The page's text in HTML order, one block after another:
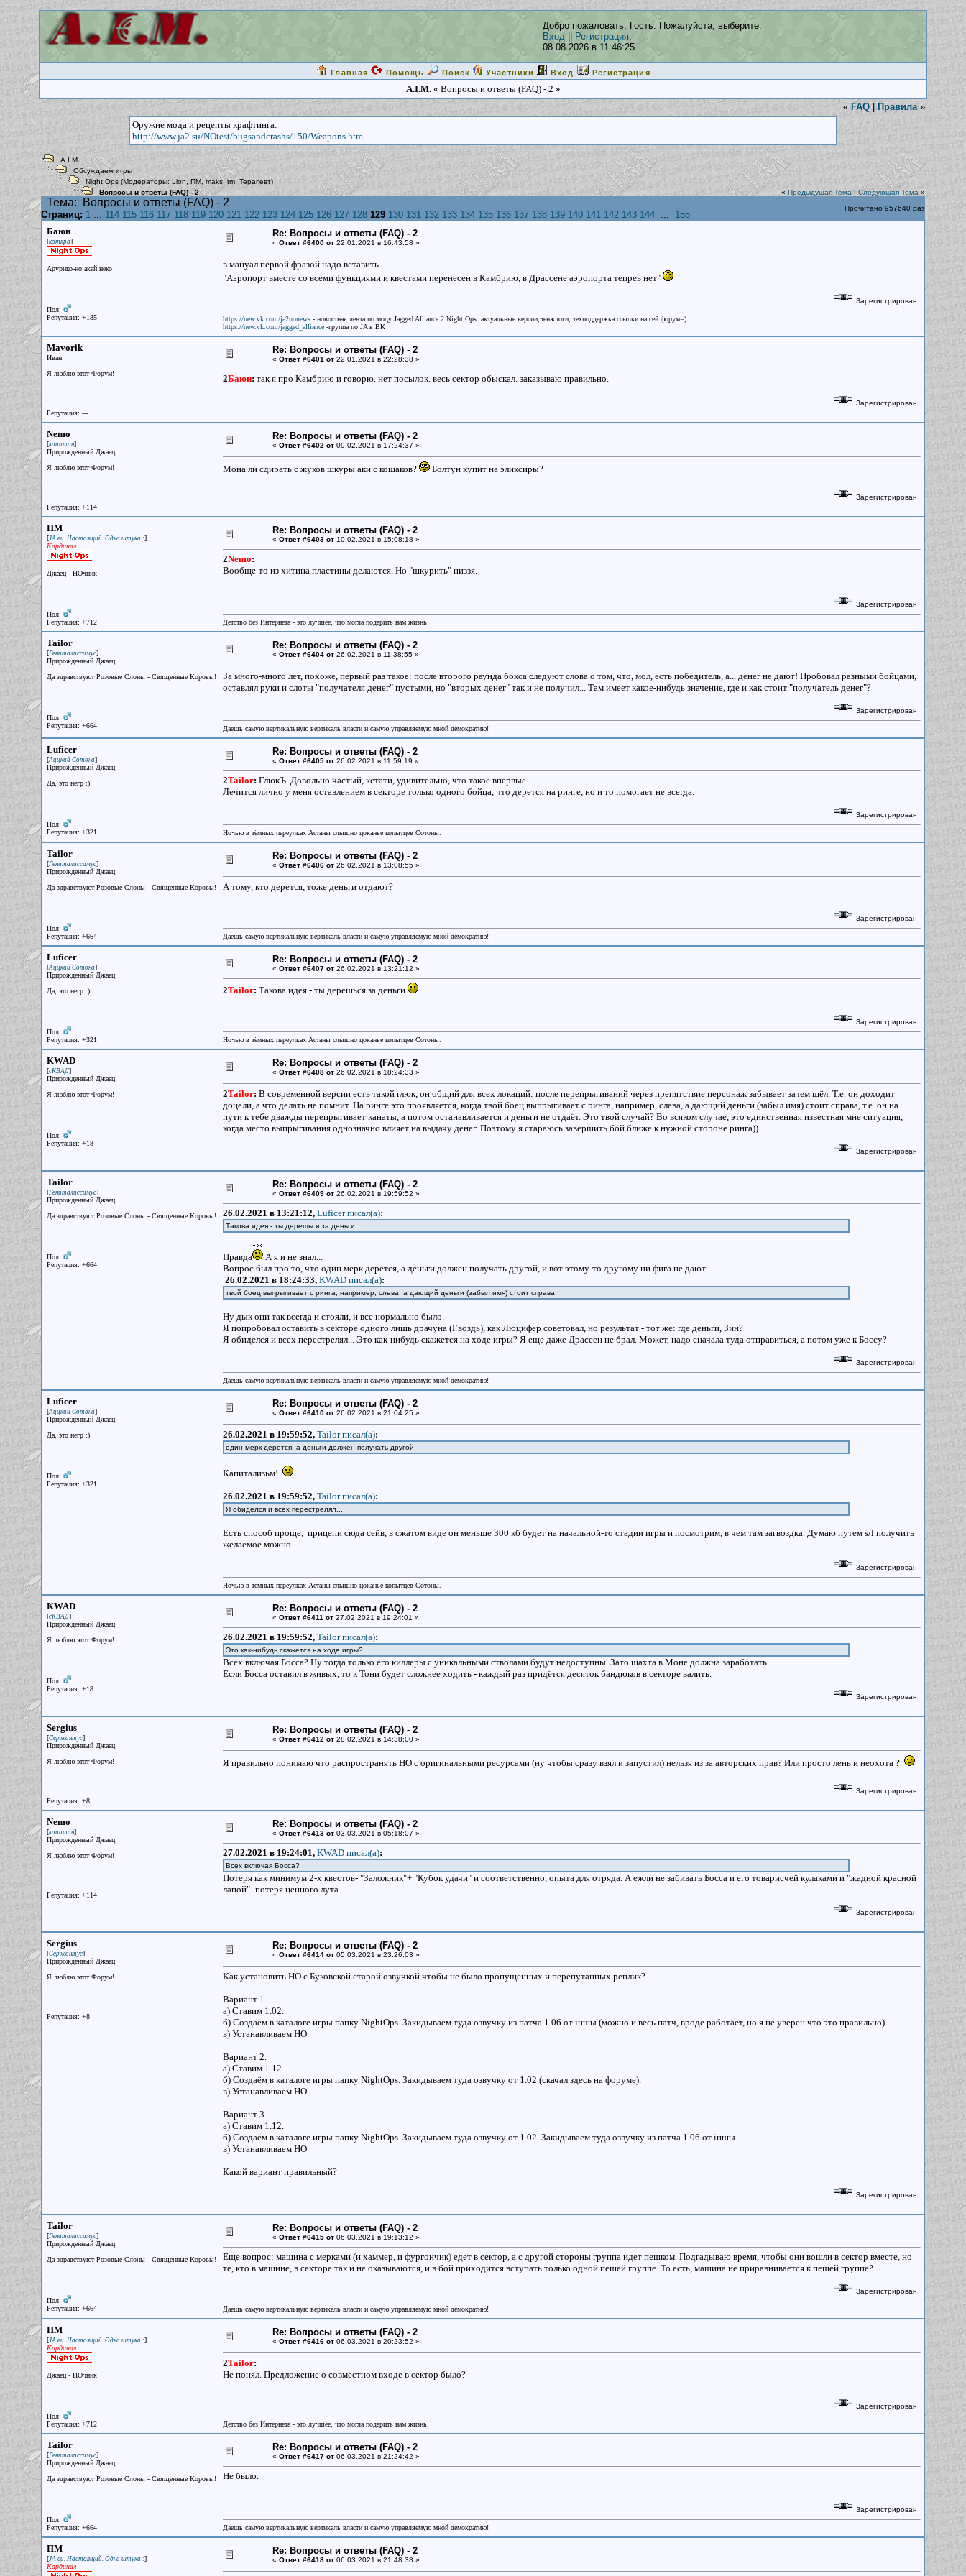
Добро пожаловать, Гость. Пожалуйста, выберите:
Вход
Регистрация.
08.08.2026 в 11:46:25
Главная Помощь Поиск Участники Вход Регистрация
A.I.M.« Вопросы и ответы (FAQ) - 2 »
« FAQ | Правила »
Оружие мода и рецепты крафтинга:
http://www.ja2.su/NOtest/bugsandcrashs/150/Weapons.htm
A.I.M.
Обсуждаем игры
Night Ops (Модераторы: Lion ,ПМ maks_tm Терапевт)
Вопросы и ответы (FAQ) - 2
« Предыдущая Тема | Следующая Тема »
Тема: Вопросы и ответы (FAQ) - 2
Страниц: 1 ... 114 115 116 117 118 119 120 121 122 123 124 125 126 127 128 129 130 131 132 133 134 135 136 137 138 139 140 141 142 143 144 ... 155
Прочитано 957640 раз
Баюн
[котяра]
Арурико-но акай неко
Пол:
Репутация: +185
Re: Вопросы и ответы (FAQ) - 2
« Ответ #6400 от 22.01.2021 в 16:43:58 »
в мануал первой фразой надо вставить
"Аэропорт вместе со всеми функциями и квестами перенесен в Камбрию, в Драссене аэропорта тепреь нет"
Зарегистрирован
https://new.vk.com/ja2nonews - новостная лента по моду Jagged Alliance 2 Night Ops. актуальные версии,ченжлоги, техподдержка.ссылки на сей форум=)
https://new.vk.com/jagged_alliance -группа по JA в ВК
Mavorik
Иван
Я люблю этот Форум!
Репутация: ---
Re: Вопросы и ответы (FAQ) - 2
« Ответ #6401 от 22.01.2021 в 22:28:38 »
2Баюн: так я про Камбрию и говорю. нет посылок. весь сектор обыскал. заказываю правильно.
Зарегистрирован
Nemo
[капитан]
Прирожденный Джаец
Я люблю этот Форум!
Репутация: +114
Re: Вопросы и ответы (FAQ) - 2
« Ответ #6402 от 09.02.2021 в 17:24:37 »
Мона ли сдирать с жуков шкуры аки с кошаков? Болтун купит на эликсиры?
Зарегистрирован
ПМ
[JA'ец. Настоящий. Одна штука :]
Кардинал
Джаец - НОчник
Пол:
Репутация: +712
Re: Вопросы и ответы (FAQ) - 2
« Ответ #6403 от 10.02.2021 в 15:08:18 »
2Nemo:
Вообще-то из хитина пластины делаются. Но "шкурить" низзя.
Зарегистрирован
Детство без Интернета - это лучшее, что могла подарить нам жизнь.
Tailor
[Гениталиссимус]
Прирожденный Джаец
Да здравствуют Розовые Слоны - Священные Коровы!
Пол:
Репутация: +664
Re: Вопросы и ответы (FAQ) - 2
« Ответ #6404 от 26.02.2021 в 11:38:55 »
За много-много лет, похоже, первый раз такое: после второго раунда бокса следуют слова о том, что, мол, есть победитель, а... денег не дают! Пробовал разными бойцами,
оставлял руки и слоты "получателя денег" пустыми, но "вторых денег" так и не получил... Там имеет какое-нибудь значение, где и как стоит "получатель денег"?
Зарегистрирован
Даешь самую вертикальную вертикаль власти и самую управляемую мной демократию!
Luficer
[Аццкий Сотона]
Прирожденный Джаец
Да, это негр :)
Пол:
Репутация: +321
Re: Вопросы и ответы (FAQ) - 2
« Ответ #6405 от 26.02.2021 в 11:59:19 »
2Tailor: ГлюкЪ. Довольно частый, кстати, удивительно, что такое впервые.
Лечится лично у меня оставлением в секторе только одного бойца, что дерется на ринге, но и то помогает не всегда.
Зарегистрирован
Ночью в тёмных переулках Астаны слышно цоканье копытцев Сотоны.
Tailor
[Гениталиссимус]
Прирожденный Джаец
Да здравствуют Розовые Слоны - Священные Коровы!
Пол:
Репутация: +664
Re: Вопросы и ответы (FAQ) - 2
« Ответ #6406 от 26.02.2021 в 13:08:55 »
А тому, кто дерется, тоже деньги отдают?
Зарегистрирован
Даешь самую вертикальную вертикаль власти и самую управляемую мной демократию!
Luficer
[Аццкий Сотона]
Прирожденный Джаец
Да, это негр :)
Пол:
Репутация: +321
Re: Вопросы и ответы (FAQ) - 2
« Ответ #6407 от 26.02.2021 в 13:21:12 »
2Tailor: Такова идея - ты дерешься за деньги
Зарегистрирован
Ночью в тёмных переулках Астаны слышно цоканье копытцев Сотоны.
KWAD
[сКВАД]
Прирожденный Джаец
Я люблю этот Форум!
Пол:
Репутация: +18
Re: Вопросы и ответы (FAQ) - 2
« Ответ #6408 от 26.02.2021 в 18:24:33 »
2Tailor: В современной версии есть такой глюк, он общий для всех локаций: после перепрыгиваний через препятствие персонаж забывает зачем шёл. Т.е. он доходит
доцели, а что делать не помнит. На ринге это проявляется, когда твой боец выпрыгивает с ринга, например, слева, а дающий деньги (забыл имя) стоит справа, т.е. он на
пути к тебе дважды перепрыгивает канаты, а потом останавливается и деньги не отдаёт. Это твой случай? Во всяком случае, это единственная известная мне ситуация,
когда место выпрыгивания однозначно влияет на выдачу денег. Поэтому я стараюсь завершить бой ближе к нужной стороне ринга))
Зарегистрирован
Tailor
[Гениталиссимус]
Прирожденный Джаец
Да здравствуют Розовые Слоны - Священные Коровы!
Пол:
Репутация: +664
Re: Вопросы и ответы (FAQ) - 2
« Ответ #6409 от 26.02.2021 в 19:59:52 »
26.02.2021 в 13:21:12, Luficer писал(a):
Такова идея - ты дерешься за деньги
Правда
А я и не знал...
Вопрос был про то, что один мерк дерется, а деньги должен получать другой, и вот этому-то другому ни фига не дают...
26.02.2021 в 18:24:33, KWAD писал(a):
твой боец выпрыгивает с ринга, например, слева, а дающий деньги (забыл имя) стоит справа
Ну дык они так всегда и стояли, и все нормально было.
Я попробовал оставить в секторе одного лишь драчуна (Гвоздь), как Люцифер советовал, но результат - тот же: где деньги, Зин?
Я обиделся и всех перестрелял... Это как-нибудь скажется на ходе игры? Я еще даже Драссен не брал. Может, надо сначала туда отправиться, а потом уже к Боссу?
Зарегистрирован
Даешь самую вертикальную вертикаль власти и самую управляемую мной демократию!
Luficer
[Аццкий Сотона]
Прирожденный Джаец
Да, это негр :)
Пол:
Репутация: +321
Re: Вопросы и ответы (FAQ) - 2
« Ответ #6410 от 26.02.2021 в 21:04:25 »
26.02.2021 в 19:59:52, Tailor писал(a):
один мерк дерется, а деньги должен получать другой
Капитализьм!
26.02.2021 в 19:59:52, Tailor писал(a):
Я обиделся и всех перестрелял...
Есть способ проще, прицепи сюда сейв, в сжатом виде он меньше 300 кб будет на начальной-то стадии игры и посмотрим, в чем там загвоздка. Думаю путем s/l получить
желаемое можно.
Зарегистрирован
Ночью в тёмных переулках Астаны слышно цоканье копытцев Сотоны.
KWAD
[сКВАД]
Прирожденный Джаец
Я люблю этот Форум!
Пол:
Репутация: +18
Re: Вопросы и ответы (FAQ) - 2
« Ответ #6411 от 27.02.2021 в 19:24:01 »
26.02.2021 в 19:59:52, Tailor писал(a):
Это как-нибудь скажется на ходе игры?
Всех включая Босса? Ну тогда только его киллеры с уникальными стволами будут недоступны. Зато шахта в Моне должна заработать.
Если Босса оставил в живых, то к Тони будет сложнее ходить - каждый раз придётся десяток бандюков в секторе валить.
Зарегистрирован
Sergius
[Сержантус]
Прирожденный Джаец
Я люблю этот Форум!
Репутация: +8
Re: Вопросы и ответы (FAQ) - 2
« Ответ #6412 от 28.02.2021 в 14:38:00 »
Я правильно понимаю что распространять НО с оригинальными ресурсами (ну чтобы сразу взял и запустил) нельзя из за авторских прав? Или просто лень и неохота ?
Зарегистрирован
Nemo
[капитан]
Прирожденный Джаец
Я люблю этот Форум!
Репутация: +114
Re: Вопросы и ответы (FAQ) - 2
« Ответ #6413 от 03.03.2021 в 05:18:07 »
27.02.2021 в 19:24:01, KWAD писал(a):
Всех включая Босса?
Потеря как минимум 2-х квестов- "Заложник"+ "Кубок удачи" и соответственно, опыта для отряда. А ежли не забивать Босса и его товарисчей кулаками и "жадной красной
лапой"- потеря ценного лута.
Зарегистрирован
Sergius
[Сержантус]
Прирожденный Джаец
Я люблю этот Форум!
Репутация: +8
Re: Вопросы и ответы (FAQ) - 2
« Ответ #6414 от 05.03.2021 в 23:26:03 »
Как установить НО с Буковской старой озвучкой чтобы не было пропущенных и перепутанных реплик?
Вариант 1.
а) Ставим 1.02.
б) Создаём в каталоге игры папку NightOps. Закидываем туда озвучку из патча 1.06 от iншы (можно и весь патч, вроде работает, но я не уверен что это правильно).
в) Устанавливаем НО
Вариант 2.
а) Ставим 1.12.
б) Создаём в каталоге игры папку NightOps. Закидываем туда озвучку от 1.02 (скачал здесь на форуме).
в) Устанавливаем НО
Вариант 3.
а) Ставим 1.12.
б) Создаём в каталоге игры папку NightOps. Закидываем туда озвучку от 1.02. Закидываем туда озвучку из патча 1.06 от iншы.
в) Устанавливаем НО
Какой вариант правильный?
Зарегистрирован
Tailor
[Гениталиссимус]
Прирожденный Джаец
Да здравствуют Розовые Слоны - Священные Коровы!
Пол:
Репутация: +664
Re: Вопросы и ответы (FAQ) - 2
« Ответ #6415 от 06.03.2021 в 19:13:12 »
Еще вопрос: машина с мерками (и хаммер, и фургончик) едет в сектор, а с другой стороны группа идет пешком. Подгадываю время, чтобы они вошли в сектор вместе, но
те, кто в машине, в секторе так и не оказываются, и в бой приходится вступать только одной пешей группе. То есть, машина не приравнивается к пешей группе?
Зарегистрирован
Даешь самую вертикальную вертикаль власти и самую управляемую мной демократию!
ПМ
[JA'ец. Настоящий. Одна штука :]
Кардинал
Джаец - НОчник
Пол:
Репутация: +712
Re: Вопросы и ответы (FAQ) - 2
« Ответ #6416 от 06.03.2021 в 20:23:52 »
2Tailor:
Не понял. Предложение о совместном входе в сектор было?
Зарегистрирован
Детство без Интернета - это лучшее, что могла подарить нам жизнь.
Tailor
[Гениталиссимус]
Прирожденный Джаец
Да здравствуют Розовые Слоны - Священные Коровы!
Пол:
Репутация: +664
Re: Вопросы и ответы (FAQ) - 2
« Ответ #6417 от 06.03.2021 в 21:24:42 »
Не было.
Зарегистрирован
Даешь самую вертикальную вертикаль власти и самую управляемую мной демократию!
ПМ
[JA'ец. Настоящий. Одна штука :]
Кардинал
Re: Вопросы и ответы (FAQ) - 2
« Ответ #6418 от 06.03.2021 в 21:48:38 »